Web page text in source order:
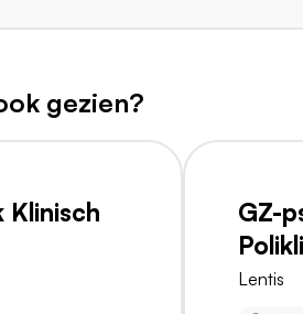
gezien?
Klinisch
GZ-
Lentis